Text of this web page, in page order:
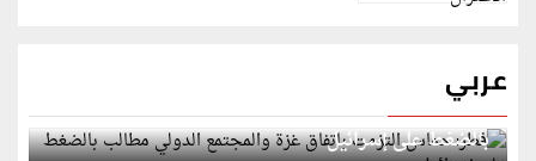
عربي
قطر: حماس التزمت باتفاق غزة والمجتمع الدولي مطالب
بالضغط على إسرائيل